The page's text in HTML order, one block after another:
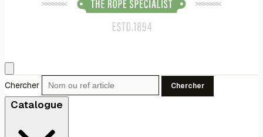
Chercher Chercher
Catalogue